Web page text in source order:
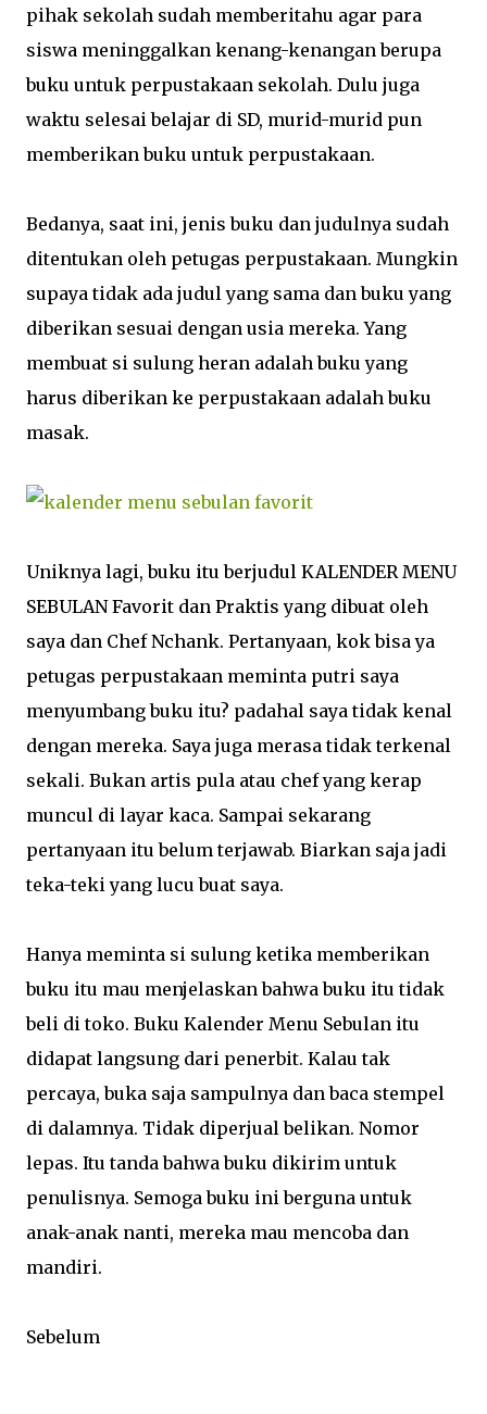
pihak sekolah sudah memberitahu agar para
siswa meninggalkan kenang-kenangan berupa
buku untuk perpustakaan sekolah. Dulu juga
waktu selesai belajar di SD, murid-murid pun
memberikan buku untuk perpustakaan.
Bedanya, saat ini, jenis buku dan judulnya sudah
ditentukan oleh petugas perpustakaan. Mungkin
supaya tidak ada judul yang sama dan buku yang
diberikan sesuai dengan usia mereka. Yang
membuat si sulung heran adalah buku yang
harus diberikan ke perpustakaan adalah buku
masak.
Uniknya lagi, buku itu berjudul KALENDER MENU
SEBULAN Favorit dan Praktis yang dibuat oleh
saya dan Chef Nchank. Pertanyaan, kok bisa ya
petugas perpustakaan meminta putri saya
menyumbang buku itu? padahal saya tidak kenal
dengan mereka. Saya juga merasa tidak terkenal
sekali. Bukan artis pula atau chef yang kerap
muncul di layar kaca. Sampai sekarang
pertanyaan itu belum terjawab. Biarkan saja jadi
teka-teki yang lucu buat saya.
Hanya meminta si sulung ketika memberikan
buku itu mau menjelaskan bahwa buku itu tidak
beli di toko. Buku Kalender Menu Sebulan itu
didapat langsung dari penerbit. Kalau tak
percaya, buka saja sampulnya dan baca stempel
di dalamnya. Tidak diperjual belikan. Nomor
lepas. Itu tanda bahwa buku dikirim untuk
penulisnya. Semoga buku ini berguna untuk
anak-anak nanti, mereka mau mencoba dan
mandiri.
Sebelum